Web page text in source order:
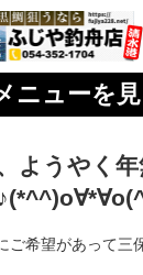
ニューを
ようやく
ご希望があって三